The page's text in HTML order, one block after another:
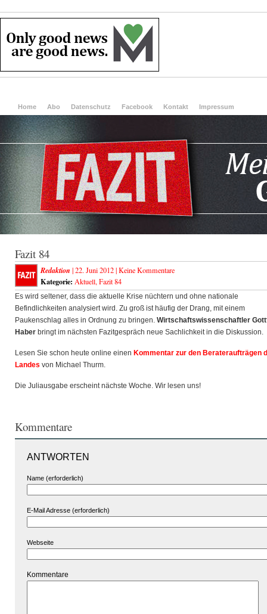
Home Abo Datenschutz Facebook Kontakt Impressum
Fazit 84
Redaktion | 22. Juni 2012 |Keine Kommentare
Kategorie: Aktuell, Fazit 84
Es wird seltener, dass die aktuelle Krise nüchtern und ohne nationale
Befindlichkeiten analysiert wird. Zu groß ist häufig der Drang, mit einem
Paukenschlag alles in Ordnung zu bringen. Wirtschaftswissenschaftler
Haber bringt im nächsten Fazitgespräch neue Sachlichkeit in die Diskussion.
Lesen Sie schon heute online einen Kommentar zur den Berateraufträgen
Landes von Michael Thurm.
Die Juliausgabe erscheint nächste Woche. Wir lesen uns!
Kommentare
ANTWORTEN
Name (erforderlich)
E-Mail Adresse (erforderlich)
Webseite
Kommentare